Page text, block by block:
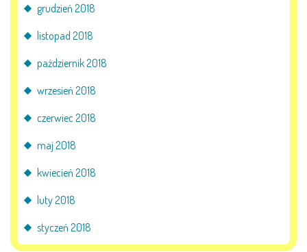
grudzień 2018
listopad 2018
październik 2018
wrzesień 2018
czerwiec 2018
maj 2018
kwiecień 2018
luty 2018
styczeń 2018